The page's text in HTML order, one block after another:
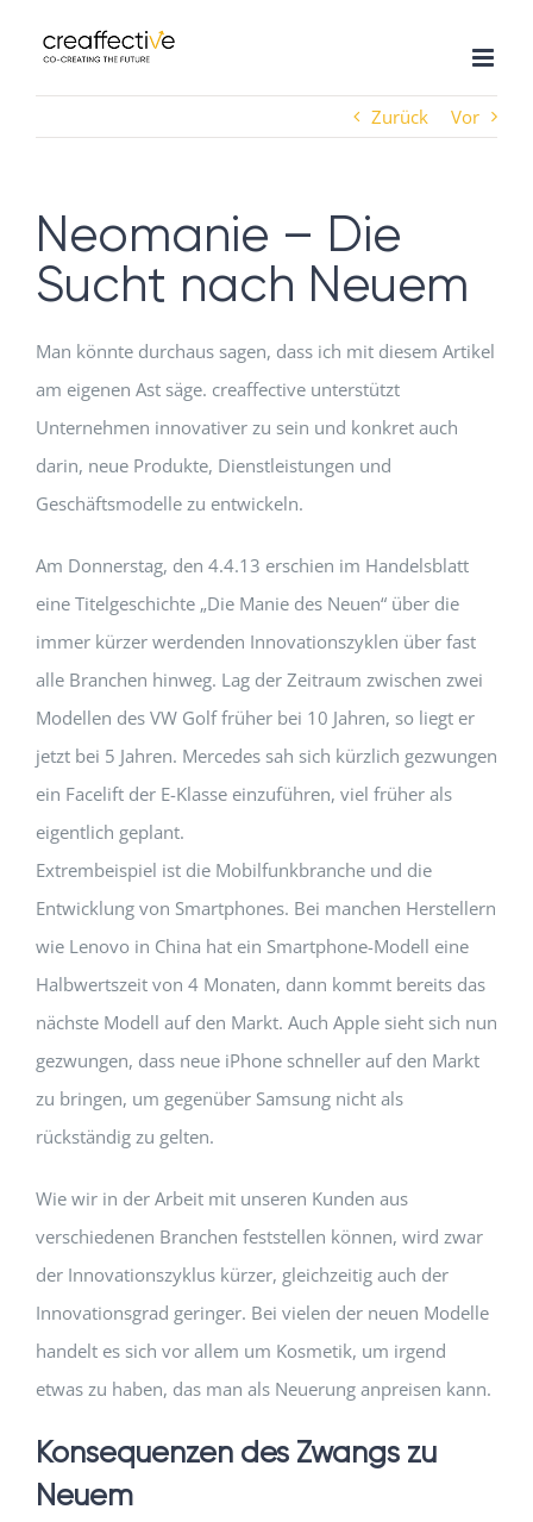
Inhalt
springen
Zurück
Vor
Neomanie – Die
Sucht nach Neuem
Man könnte durchaus sagen, dass ich mit diesem Artikel
am eigenen Ast säge. creaffective unterstützt
Unternehmen innovativer zu sein und konkret auch
darin, neue Produkte, Dienstleistungen und
Geschäftsmodelle zu entwickeln.
Am Donnerstag, den 4.4.13 erschien im Handelsblatt
eine Titelgeschichte „Die Manie des Neuen“ über die
immer kürzer werdenden Innovationszyklen über fast
alle Branchen hinweg. Lag der Zeitraum zwischen zwei
Modellen des VW Golf früher bei 10 Jahren, so liegt er
jetzt bei 5 Jahren. Mercedes sah sich kürzlich gezwungen
ein Facelift der E-Klasse einzuführen, viel früher als
eigentlich geplant.
Extrembeispiel ist die Mobilfunkbranche und die
Entwicklung von Smartphones. Bei manchen Herstellern
wie Lenovo in China hat ein Smartphone-Modell eine
Halbwertszeit von 4 Monaten, dann kommt bereits das
nächste Modell auf den Markt. Auch Apple sieht sich nun
gezwungen, dass neue iPhone schneller auf den Markt
zu bringen, um gegenüber Samsung nicht als
rückständig zu gelten.
Wie wir in der Arbeit mit unseren Kunden aus
verschiedenen Branchen feststellen können, wird zwar
der Innovationszyklus kürzer, gleichzeitig auch der
Innovationsgrad geringer. Bei vielen der neuen Modelle
handelt es sich vor allem um Kosmetik, um irgend
etwas zu haben, das man als Neuerung anpreisen kann.
Konsequenzen des Zwangs zu
Neuem